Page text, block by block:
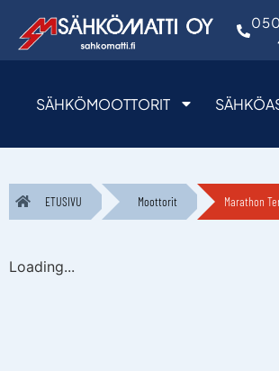
SÄHKÖMOOTTORIT
ETUSIVU Moottorit Marathon
Loading...